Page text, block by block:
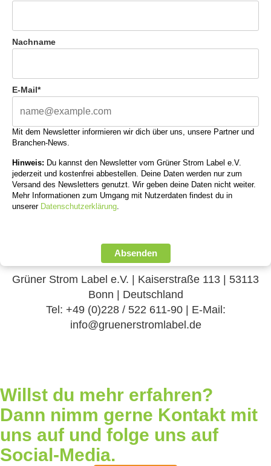
Nachname
E-Mail*
Mit dem Newsletter informieren wir dich über uns, unsere Partner und
Branchen-News.
Hinweis: Du kannst den Newsletter vom Grüner Strom Label e.V.
jederzeit und kostenfrei abbestellen. Deine Daten werden nur zum
Versand des Newsletters genutzt. Wir geben deine Daten nicht weiter.
Mehr Informationen zum Umgang mit Nutzerdaten findest du in
unserer Datenschutzerklärung
Absenden
Grüner Strom Label e.V. | Kaiserstraße 113 | 53113
Bonn | Deutschland
Tel: +49 (0)228 / 522 611-90 | E-Mail:
info@gruenerstromlabel.de
Willst du mehr erfahren?
Dann nimm gerne Kontakt mit
uns auf und folge uns auf
Social-Media.